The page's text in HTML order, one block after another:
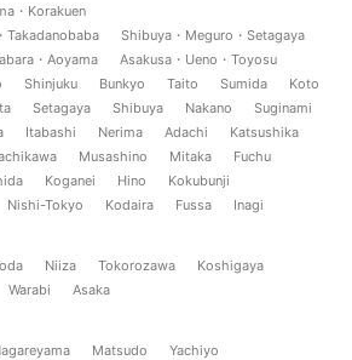
・Korakuen
Takadanobaba
Shibuya・Meguro・Setagaya
・Aoyama
Asakusa・Ueno・Toyosu
Shinjuku Bunkyo Taito Sumida
Koto
Setagaya Shibuya Nakano
Suginami
Itabashi Nerima Adachi
Katsushika
Musashino Mitaka
Fuchu
Koganei Hino
Kokubunji
Nishi-Tokyo Kodaira Fussa Inagi
Niiza Tokorozawa
Koshigaya
Warabi Asaka
Matsudo Yachiyo